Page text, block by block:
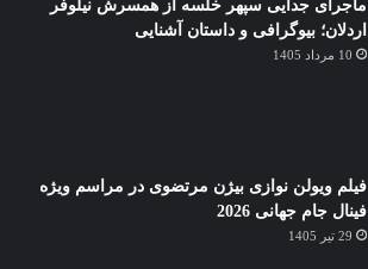
ماجرای جدایی سپهر خلسه از همسرش نیلوفر
اردلان؛ بیوگرافی و داستان آشنایی
10 مرداد 1405
فیلم ویولن نوازی بیژن مرتضوی در مراسم ویژه
فینال جام جهانی 2026
29 تیر 1405